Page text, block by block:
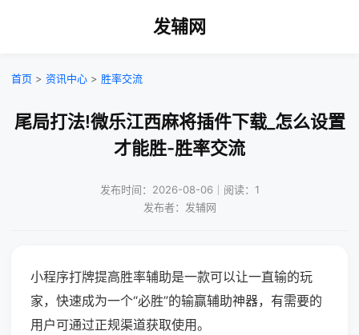
发辅网
首页 > 资讯中心 > 胜率交流
尾局打法!微乐江西麻将插件下载_怎么设置
才能胜-胜率交流
发布时间：2026-08-06｜阅读：1
发布者：发辅网
小程序打牌提高胜率辅助是一款可以让一直输的玩
家，快速成为一个“必胜”的输赢辅助神器，有需要的
用户可通过正规渠道获取使用。